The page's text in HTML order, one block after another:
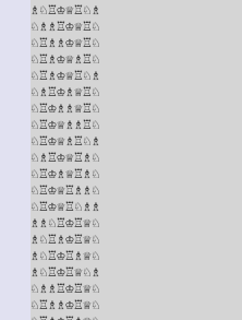
♗♘♖♔♕♖♘♗
♘♗♗♖♔♕♖♘
♘♖♗♗♔♕♖♘
♘♖♗♔♕♗♖♘
♘♖♗♔♕♖♘♗
♘♗♖♔♗♕♖♘
♘♖♔♗♗♕♖♘
♘♖♔♕♗♗♖♘
♘♖♔♕♗♖♘♗
♘♗♖♔♕♖♗♘
♘♖♔♗♕♖♗♘
♘♖♔♕♖♗♗♘
♘♖♔♕♖♘♗♗
♗♗♘♖♔♖♕♘
♗♘♖♗♔♖♕♘
♗♘♖♔♖♗♕♘
♗♘♖♔♖♕♘♗
♘♗♗♖♔♖♕♘
♘♖♗♗♔♖♕♘